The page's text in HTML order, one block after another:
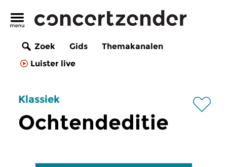
Zoek Gids
Themakanalen
Luister live
Klassiek
Ochtendeditie